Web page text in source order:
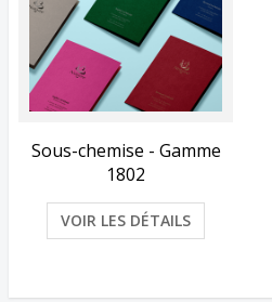
Sous-chemise - Gamme
1802
VOIR LES DÉTAILS